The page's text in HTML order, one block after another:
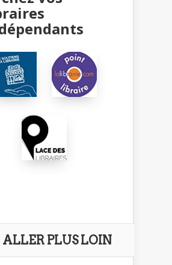
ALLER PLUS LOIN